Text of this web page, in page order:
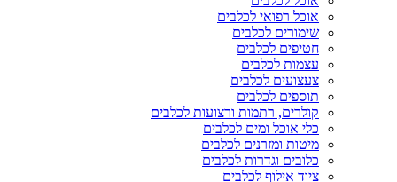
אוכל רפואי לכלבים
שימורים לכלבים
חטיפים לכלבים
עצמות לכלבים
צעצועים לכלבים
תוספים לכלבים
קולרים, רתמות ורצועות לכלבים
כלי אוכל ומים לכלבים
מיטות ומזרנים לכלבים
כלובים וגדרות לכלבים
ציוד אילוף לכלבים